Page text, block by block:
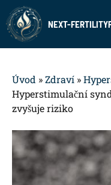
Přeskočit
na
obsah
NEXT-
Úvod »Zdraví »
Hyperstimulační
zvyšuje riziko